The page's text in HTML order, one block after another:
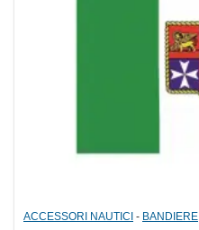
ACCESSORI NAUTICI - BANDIERE